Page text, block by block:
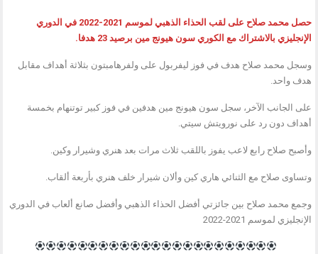
حصل محمد صلاح على لقب الحذاء الذهبي لموسم 2021-2022 في الدوري
الإنجليزي بالاشتراك مع الكوري سون هيونج مين برصيد 23 هدفا.
وسجل محمد صلاح هدف في فوز ليفربول على ولفرهامبتون بثلاثة أهداف مقابل
هدف واحد.
على الجانب الآخر، سجل سون هيونج مين هدفين في فوز كبير توتنهام بخمسة
أهداف دون رد على نورويتش سيتي.
وأصبح صلاح رابع لاعب يفوز باللقب ثلاث مرات بعد هنري وشيرار وكين.
وتساوى صلاح مع الثنائي هاري كين وألان شيرار خلف هنري بأربعة ألقاب.
وجمع محمد صلاح بين جائزتي أفضل الحذاء الذهبي وأفضل صانع ألعاب في الدوري
الإنجليزي لموسم 2021-2022